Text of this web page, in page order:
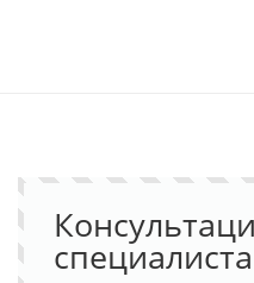
специалиста